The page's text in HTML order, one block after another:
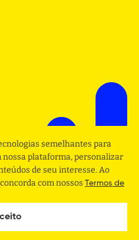
semelhantes para
plataforma, personalizar
de seu interesse. Ao
com nossos Termos de